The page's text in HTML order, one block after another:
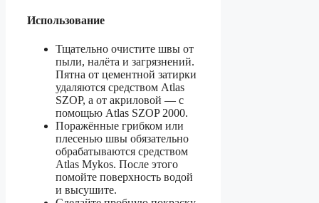
Использование
Тщательно очистите швы от
пыли, налёта и загрязнений.
Пятна от цементной затирки
удаляются средством Atlas
SZOP, а от акриловой — с
помощью Atlas SZOP 2000.
Поражённые грибком или
плесенью швы обязательно
обрабатываются средством
Atlas Mykos. После этого
помойте поверхность водой
и высушите.